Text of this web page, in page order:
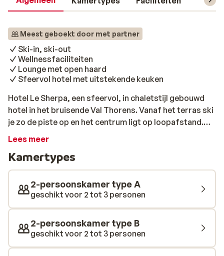
Meest geboekt door met partner
Ski-in, ski-out
Wellnessfaciliteiten
Lounge met open haard
Sfeervol hotel met uitstekende keuken
Hotel Le Sherpa, een sfeervol, in chaletstijl gebouwd
hotel in het bruisende Val Thorens. Vanaf het terras ski
je zo de piste op en het centrum ligt op loopafstand.
Vanuit het hotel heb je een schitterend uitzicht op de
verwend met een heerlijk met aandacht samengesteld
diner. Uitbuiken doe je in het wellnesscenter van Hotel
Le Sherpa, zodat je de volgende dag weer fris en fruitig
bent.
Lees meer
Kamertypes
2-persoonskamer type A
geschikt voor 2 tot 3 personen
2-persoonskamer type B
geschikt voor 2 tot 3 personen